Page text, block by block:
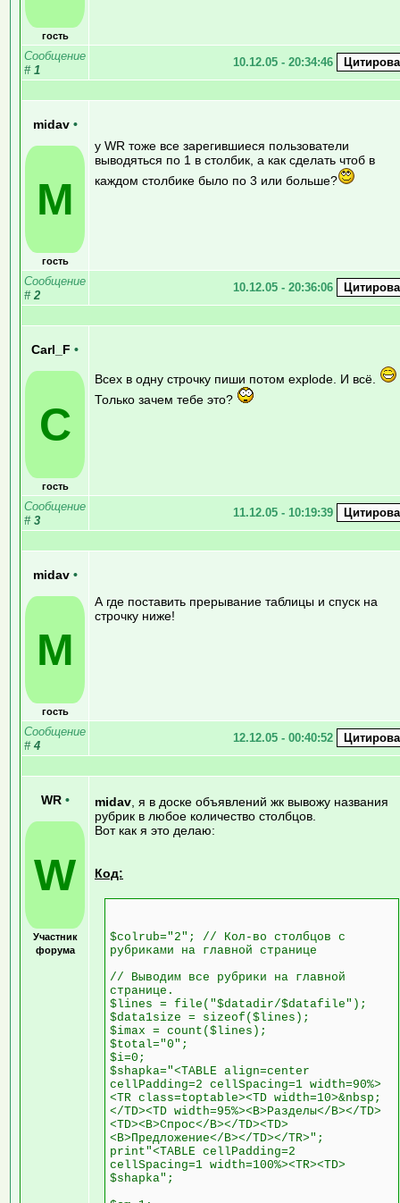
гость
Сообщение
# 1
10.12.05 - 20:34:46
midav •
M
гость
у WR тоже все зарегившиеся пользователи
выводяться по 1 в столбик, а как сделать чтоб в
каждом столбике было по 3 или больше?
Сообщение
# 2
10.12.05 - 20:36:06
Carl_F •
C
гость
Всех в одну строчку пиши потом explode. И всё.
Только зачем тебе это?
Сообщение
# 3
11.12.05 - 10:19:39
midav •
M
гость
А где поставить прерывание таблицы и спуск на
строчку ниже!
Сообщение
# 4
12.12.05 - 00:40:52
WR •
W
Участник
форума
midav , я в доске объявлений жк вывожу названия
рубрик в любое количество столбцов.
Вот как я это делаю:
Код:
$colrub="2"; // Кол-во столбцов с
рубриками на главной странице
// Выводим все рубрики на главной
странице.
$lines = file("$datadir/$datafile");
$data1size = sizeof($lines);
$imax = count($lines);
$total="0";
$i=0;
$shapka="<TABLE align=center
cellPadding=2 cellSpacing=1 width=90%>
<TR class=toptable><TD width=10>&nbsp;
</TD><TD width=95%><B>Разделы</B></TD>
<TD><B>Спрос</B></TD><TD>
<B>Предложение</B></TD></TR>";
print"<TABLE cellPadding=2
cellSpacing=1 width=100%><TR><TD>
$shapka";